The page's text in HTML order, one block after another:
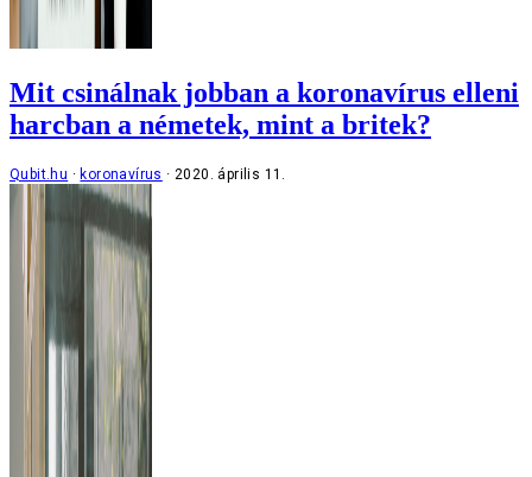
Mit csinálnak jobban a koronavírus elleni
harcban a németek, mint a britek?
Qubit.hu koronavírus 2020. április 11.